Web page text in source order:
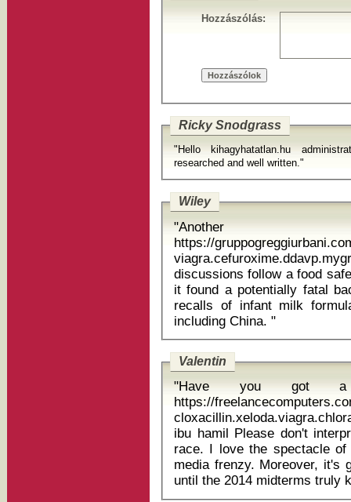
Hozzászólás:
Ricky Snodgrass
"Hello kihagyhatatlan.hu
researched and well written."
Wiley
https://
discussions follow a food
it found a potentially fatal
recalls of infant milk
including China. "
Valentin
"Have you got a
https://
ibu hamil Please don't interpret this as a call for him to leave the
race. I love the spectacle
media frenzy. Moreover, it's